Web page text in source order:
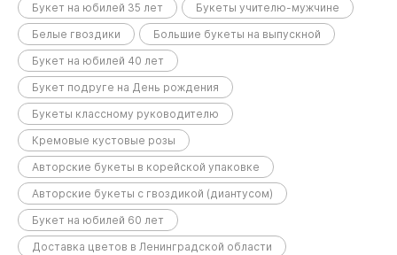
Букет на юбилей 35 лет
Букеты учителю-мужчине
Белые гвоздики
Большие букеты на выпускной
Букет на юбилей 40 лет
Букет подруге на День рождения
Букеты классному руководителю
Кремовые кустовые розы
Авторские букеты в корейской упаковке
Авторские букеты с гвоздикой (диантусом)
Букет на юбилей 60 лет
Доставка цветов в Ленинградской области